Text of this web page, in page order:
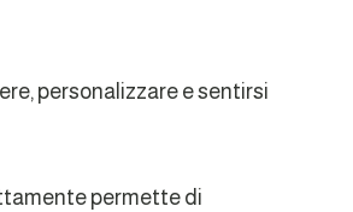
personalizzare e sentirsi
permette di